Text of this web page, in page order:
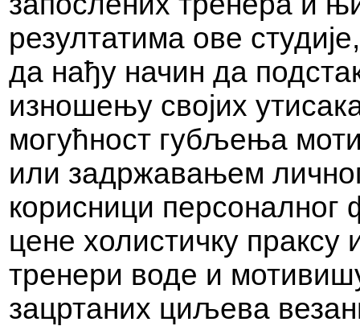
резултатима ове
да нађу начин да
изношењу својих
могућност губљења
или задржавањем
корисници персоналног
цене холистичку праксу
тренери воде и
зацртаних циљева